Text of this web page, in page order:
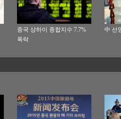
중국 상하이 종합지수 7.7%
폭락
中 선